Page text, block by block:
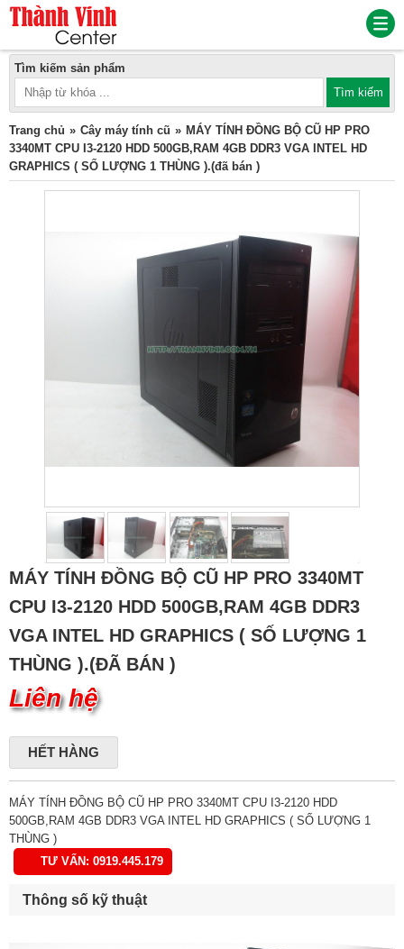
Tìm kiếm sản phẩm
Trang chủ Cây máy tính cũ
MÁY TÍNH ĐỒNG BỘ CŨ HP PRO
3340MT CPU I3-2120 HDD 500GB,RAM 4GB DDR3 VGA INTEL HD
GRAPHICS ( SỐ LƯỢNG 1 THÙNG ).(đã bán )
MÁY TÍNH ĐỒNG BỘ CŨ HP PRO 3340MT
CPU I3-2120 HDD 500GB,RAM 4GB DDR3
VGA INTEL HD GRAPHICS ( SỐ LƯỢNG 1
THÙNG ).(ĐÃ BÁN )
Liên hệ
HẾT HÀNG
MÁY TÍNH ĐỒNG BỘ CŨ HP PRO 3340MT CPU I3-2120 HDD
500GB,RAM 4GB DDR3 VGA INTEL HD GRAPHICS ( SỐ LƯỢNG 1
THÙNG )
TƯ VẤN: 0919.445.179
Thông số kỹ thuật